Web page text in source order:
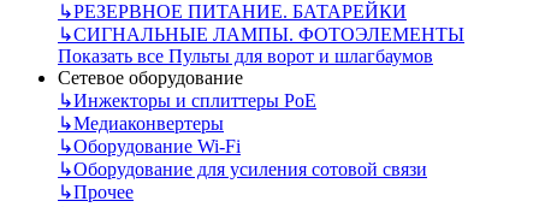
↳РЕЗЕРВНОЕ ПИТАНИЕ. БАТАРЕЙКИ
↳СИГНАЛЬНЫЕ ЛАМПЫ. ФОТОЭЛЕМЕНТЫ
Показать все Пульты для ворот и шлагбаумов
Сетевое оборудование
↳Инжекторы и сплиттеры РоЕ
↳Медиаконвертеры
↳Оборудование Wi-Fi
↳Оборудование для усиления сотовой связи
↳Прочее